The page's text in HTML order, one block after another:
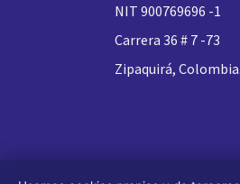
NIT 900769696 -1
Carrera 36 # 7 -73
Zipaquirá, Colombia.